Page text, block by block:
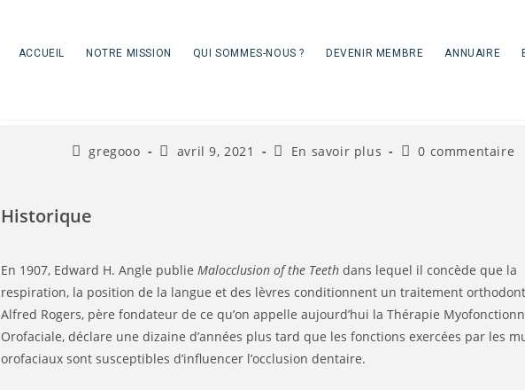
ACCUEIL NOTRE MISSION QUI SOMMES-NOUS ? DEVENIR MEMBRE ANNUAIRE
Les Troubles Myofonctionnels
Auteur/autrice
gregooo
Publication
avril 9, 2021
PostEn savoir plus
Commentaires
0 commentaire
Historique
En 1907, Edward H. Angle publie Malocclusion of the Teeth dans lequel il concède que la
respiration, la position de la langue et des lèvres conditionnent un traitement
Alfred Rogers, père fondateur de ce qu’on appelle aujourd’hui la Thérapie
Orofaciale, déclare une dizaine d’années plus tard que les fonctions exercées par les
orofaciaux sont susceptibles d’influencer l’occlusion dentaire.